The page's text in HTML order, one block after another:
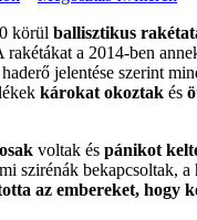
körül ballisztikus
rakétákat a 2014-ben
jelentése szerint
károkat okoztak és
voltak és pánikot
szirénák bekapcsoltak, a
az embereket, hogy